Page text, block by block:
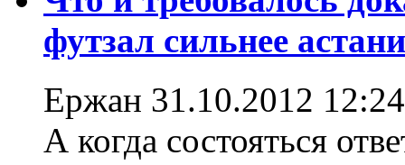
футзал сильнее
Ержан 31.10.2012 12:24
А когда состояться